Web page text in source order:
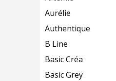
Aurélie
Authentique
B Line
Basic Créa
Basic Grey